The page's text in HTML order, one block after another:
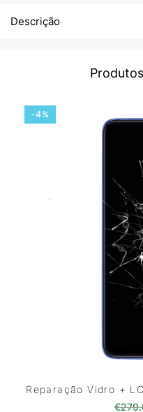
Descrição
-4%
Reparação Vidro +
€